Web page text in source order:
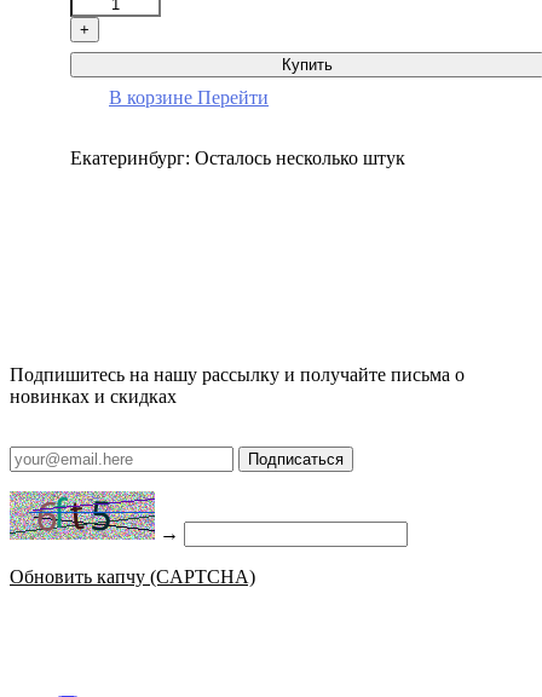
+
Купить
В корзине Перейти
Екатеринбург: Осталось несколько штук
Подпишитесь на нашу рассылку и получайте письма о
новинках и скидках
Подписаться
→
Обновить капчу (CAPTCHA)